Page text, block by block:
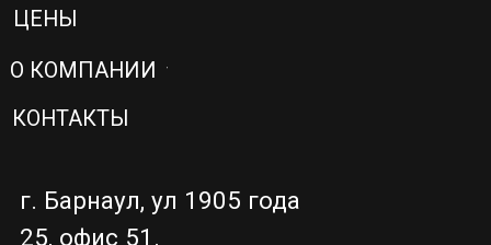
Договор с пациентом
персональных данных
конфендециальности
Сайт сделал —Морозов